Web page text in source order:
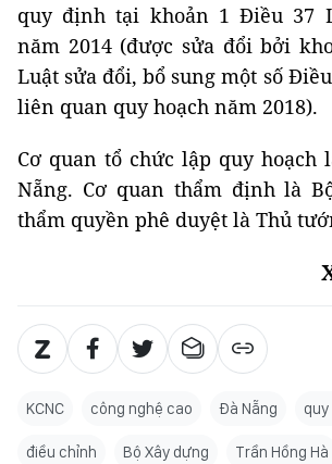
quy định tại khoản 1 Điều 37
năm 2014 (được sửa đổi bởi
Luật sửa đổi, bổ sung một số
liên quan quy hoạch năm 2018).
Cơ quan tổ chức lập quy hoạch
Nẵng. Cơ quan thẩm định là
thẩm quyền phê duyệt là Thủ
KCNC công nghệ cao Đà Nẵng
điều chỉnh Bộ Xây dựng Trần Hồng Hà